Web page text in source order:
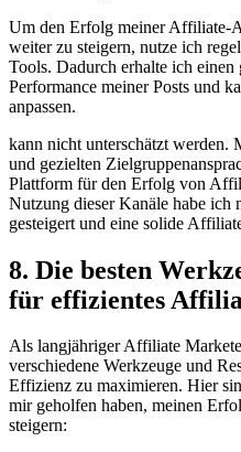
Um den Erfolg meiner Affiliate-
weiter zu steigern, nutze ich
Tools. Dadurch erhalte ich
Performance meiner Posts und
anpassen.
kann nicht unterschätzt
und gezielten
Plattform für den Erfolg von
Nutzung dieser Kanäle habe ich
gesteigert und eine solide
8. Die besten
für effizientes
Als langjähriger Affiliate
verschiedene Werkzeuge und
Effizienz zu maximieren. Hier
mir geholfen haben, meinen
steigern: